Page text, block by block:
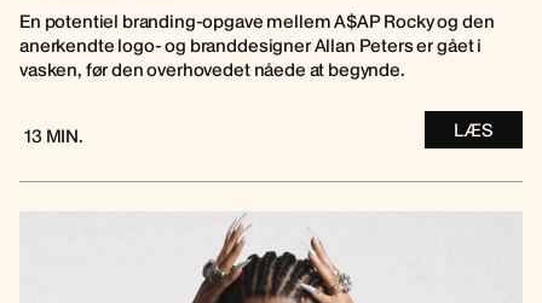
En potentiel branding-opgave mellem A$AP Rocky og den
anerkendte logo- og branddesigner Allan Peters er gået i
vasken, før den overhovedet nåede at begynde.
13 MIN. LÆS